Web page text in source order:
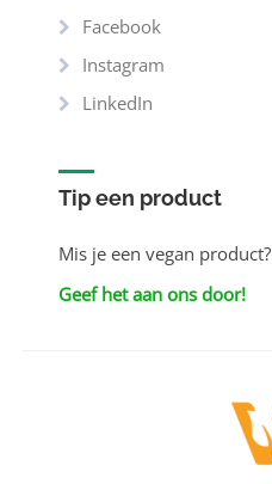
Facebook
Instagram
LinkedIn
Tip een product
Mis je een vegan product?
Geef het aan ons door!